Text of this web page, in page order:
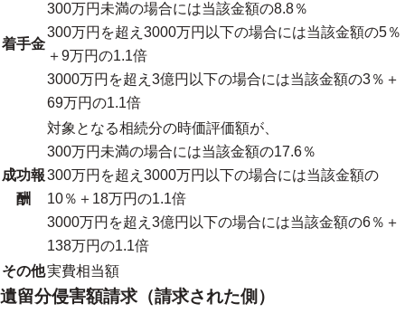
着手金
300万円未満の場合には当該金額の8.8％
300万円を超え3000万円以下の場合には当該金額の5％
＋9万円の1.1倍
3000万円を超え3億円以下の場合には当該金額の3％＋
69万円の1.1倍
成功報
酬
対象となる相続分の時価評価額が、
300万円未満の場合には当該金額の17.6％
300万円を超え3000万円以下の場合には当該金額の
10％＋18万円の1.1倍
3000万円を超え3億円以下の場合には当該金額の6％＋
138万円の1.1倍
その他実費相当額
遺留分侵害額請求（請求された側）